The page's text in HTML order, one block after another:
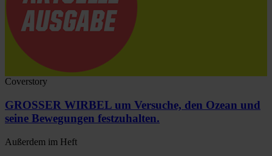
Coverstory
GROSSER WIRBEL um Versuche, den Ozean und
seine Bewegungen festzuhalten.
Außerdem im Heft